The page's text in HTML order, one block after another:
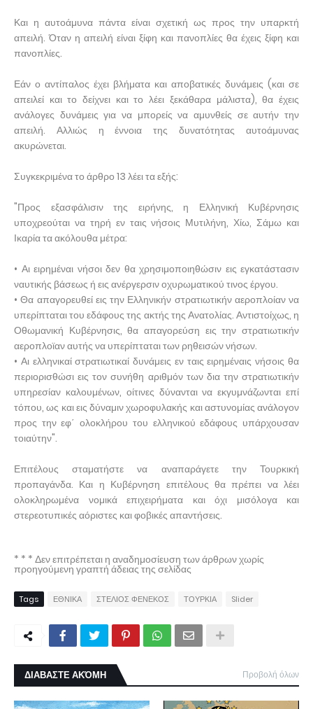
Και η αυτοάμυνα πάντα είναι σχετική ως προς την υπαρκτή
απειλή. Όταν η απειλή είναι ξίφη και πανοπλίες θα έχεις ξίφη και
πανοπλίες.
Εάν ο αντίπαλος έχει βλήματα και αποβατικές δυνάμεις (και σε
απειλεί και το δείχνει και το λέει ξεκάθαρα μάλιστα), θα έχεις
ανάλογες δυνάμεις για να μπορείς να αμυνθείς σε αυτήν την
απειλή. Αλλιώς η έννοια της δυνατότητας αυτοάμυνας
ακυρώνεται.
Συγκεκριμένα το άρθρο 13 λέει τα εξής:
"Προς εξασφάλισιν της ειρήνης, η Ελληνική Κυβέρνησις
υποχρεούται να τηρή εν ταις νήσοις Μυτιλήνη, Χίω, Σάμω και
Ικαρία τα ακόλουθα μέτρα:
• Αι ειρημέναι νήσοι δεν θα χρησιμοποιηθώσιν εις εγκατάστασιν
ναυτικής βάσεως ή εις ανέργερσιν οχυρωματικού τινος έργου.
• Θα απαγορευθεί εις την Ελληνικήν στρατιωτικήν αεροπλοίαν να
υπερίπταται του εδάφους της ακτής της Ανατολίας. Αντιστοίχως, η
Οθωμανική Κυβέρνησις, θα απαγορεύση εις την στρατιωτικήν
αεροπλοϊαν αυτής να υπερίπταται των ρηθεισών νήσων.
• Αι ελληνικαί στρατιωτικαί δυνάμεις εν ταις ειρημέναις νήσοις θα
περιορισθώσι εις τον συνήθη αριθμόν των δια την στρατιωτικήν
υπηρεσίαν καλουμένων, οίτινες δύνανται να εκγυμνάζωνται επί
τόπου, ως και εις δύναμιν χωροφυλακής και αστυνομίας ανάλογον
προς την εφ΄ ολοκλήρου του ελληνικού εδάφους υπάρχουσαν
τοιαύτην".
Επιτέλους σταματήστε να αναπαράγετε την Τουρκική
προπαγάνδα. Και η Κυβέρνηση επιτέλους θα πρέπει να λέει
ολοκληρωμένα νομικά επιχειρήματα και όχι μισόλογα και
στερεοτυπικές αόριστες και φοβικές απαντήσεις.
* * * Δεν επιτρέπεται η αναδημοσίευση των άρθρων χωρίς
προηγούμενη γραπτή άδειας της σελίδας
Tags ΕΘΝΙΚΑ ΣΤΕΛΙΟΣ ΦΕΝΕΚΟΣ ΤΟΥΡΚΙΑ Slider
ΔΙΑΒΑΣΤΕ ΑΚΌΜΗ Προβολή όλων